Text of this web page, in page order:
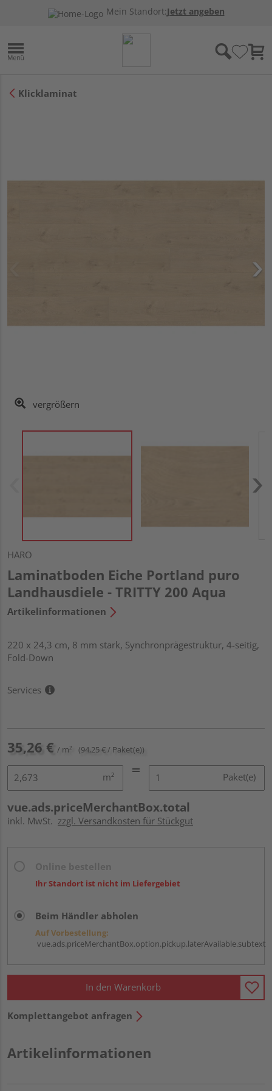
Mein Standort:Jetzt angeben
Klicklaminat
vergrößern
HARO
Laminatboden Eiche Portland puro
Landhausdiele - TRITTY 200 Aqua
Artikelinformationen
220 x 24,3 cm, 8 mm stark, Synchronprägestruktur, 4-seitig,
Fold-Down
Services
35,26 € / m² (94,25 € / Paket(e))
m² Paket(e)
vue.ads.priceMerchantBox.total
inkl. MwSt. zzgl. Versandkosten für Stückgut
Ihr Standort ist nicht im Liefergebiet
Beim Händler abholen
Auf Vorbestellung:
vue.ads.priceMerchantBox.option.pickup.laterAvailable.subtext
In den Warenkorb
Komplettangebot anfragen
Artikelinformationen